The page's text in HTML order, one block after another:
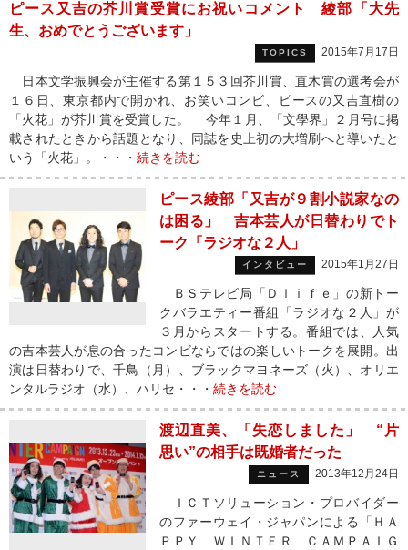
ピース又吉の芥川賞受賞にお祝いコメント 綾部「大先
生、おめでとうございます」
TOPICS 2015年7月17日
日本文学振興会が主催する第１５３回芥川賞、直木賞の選考会が
１６日、東京都内で開かれ、お笑いコンビ、ピースの又吉直樹の
「火花」が芥川賞を受賞した。 今年１月、「文學界」２月号に掲
載されたときから話題となり、同誌を史上初の大増刷へと導いたと
いう「火花」。・・・ 続きを読む
ピース綾部「又吉が９割小説家なの
は困る」 吉本芸人が日替わりでト
ーク「ラジオな２人」
インタビュー 2015年1月27日
ＢＳテレビ局「Ｄｌｉｆｅ」の新トー
クバラエティー番組「ラジオな２人」が
３月からスタートする。番組では、人気
の吉本芸人が息の合ったコンビならではの楽しいトークを展開。出
演は日替わりで、千鳥（月）、ブラックマヨネーズ（火）、オリエ
ンタルラジオ（水）、ハリセ・・・ 続きを読む
渡辺直美、「失恋しました」 “片
思い”の相手は既婚者だった
ニュース 2013年12月24日
ＩＣＴソリューション・プロバイダー
のファーウェイ・ジャパンによる「ＨＡ
ＰＰＹ ＷＩＮＴＥＲ ＣＡＭＰＡＩＧ